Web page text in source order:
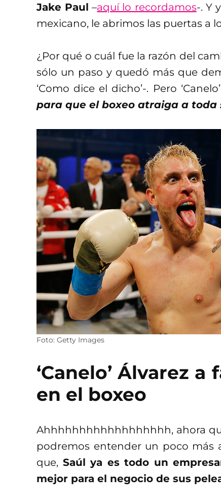
Jake Paul –aquí lo recordamos-. Y
mexicano, le abrimos las puertas a
¿Por qué o cuál fue la razón del
sólo un paso y quedó más que
‘Como dice el dicho’-. Pero
para que el boxeo atraiga a toda
Foto: Getty Images
‘Canelo’ Álvarez
en el boxeo
Ahhhhhhhhhhhhhhhhhh, ahora
podremos entender un poco más
que, Saúl ya es todo un
mejor para el negocio de sus